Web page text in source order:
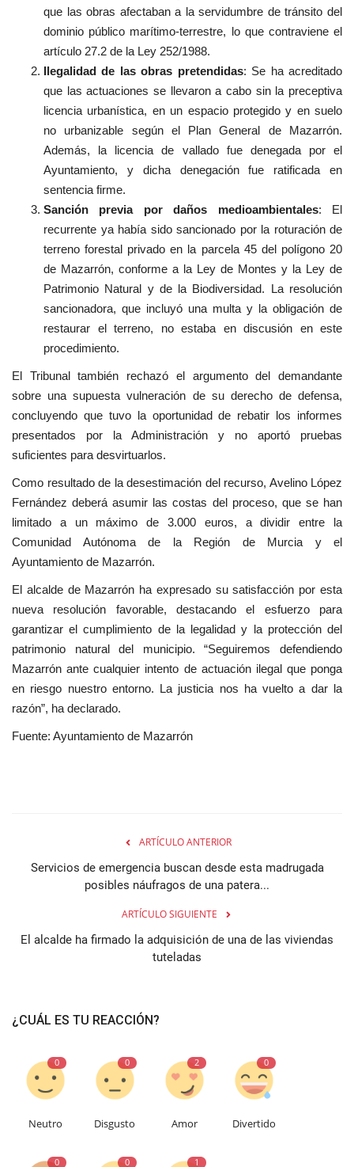
que las obras afectaban a la servidumbre de tránsito del
dominio público marítimo-terrestre, lo que contraviene el
artículo 27.2 de la Ley 252/1988.
Ilegalidad de las obras pretendidas: Se ha acreditado
que las actuaciones se llevaron a cabo sin la preceptiva
licencia urbanística, en un espacio protegido y en suelo
no urbanizable según el Plan General de Mazarrón.
Además, la licencia de vallado fue denegada por el
Ayuntamiento, y dicha denegación fue ratificada en
sentencia firme.
Sanción previa por daños medioambientales: El
recurrente ya había sido sancionado por la roturación de
terreno forestal privado en la parcela 45 del polígono 20
de Mazarrón, conforme a la Ley de Montes y la Ley de
Patrimonio Natural y de la Biodiversidad. La resolución
sancionadora, que incluyó una multa y la obligación de
restaurar el terreno, no estaba en discusión en este
procedimiento.
El Tribunal también rechazó el argumento del demandante
sobre una supuesta vulneración de su derecho de defensa,
concluyendo que tuvo la oportunidad de rebatir los informes
presentados por la Administración y no aportó pruebas
suficientes para desvirtuarlos.
Como resultado de la desestimación del recurso, Avelino López
Fernández deberá asumir las costas del proceso, que se han
limitado a un máximo de 3.000 euros, a dividir entre la
Comunidad Autónoma de la Región de Murcia y el
Ayuntamiento de Mazarrón.
El alcalde de Mazarrón ha expresado su satisfacción por esta
nueva resolución favorable, destacando el esfuerzo para
garantizar el cumplimiento de la legalidad y la protección del
patrimonio natural del municipio. “Seguiremos defendiendo
Mazarrón ante cualquier intento de actuación ilegal que ponga
en riesgo nuestro entorno. La justicia nos ha vuelto a dar la
razón”, ha declarado.
Fuente: Ayuntamiento de Mazarrón
ARTÍCULO ANTERIOR
Servicios de emergencia buscan desde esta madrugada
posibles náufragos de una patera...
ARTÍCULO SIGUIENTE
El alcalde ha firmado la adquisición de una de las viviendas
tuteladas
¿CUÁL ES TU REACCIÓN?
0
Neutro
0
Disgusto
2
Amor
0
Divertido
0 0 1